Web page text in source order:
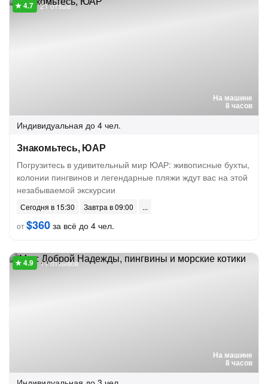
На машине
8 часов
21 отзыв
Индивидуальная до 4 чел.
Знакомьтесь, ЮАР
Погрузитесь в удивительный мир ЮАР: живописные бухты,
колонии пингвинов и легендарные пляжи ждут вас на этой
незабываемой экскурсии
Сегодня в 15:30
Завтра в 09:00
от$360 за всё до 4 чел.
На машине
8 часов
11 отзывов